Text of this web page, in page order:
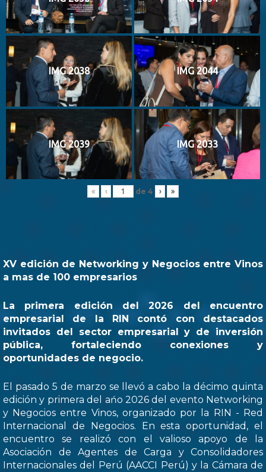
IMG 2038 IMG 2044
IMG 2039 IMG 2033
« ‹ de 4 › »
XV edición de Networking y Negocios entre Vinos
a mas de 100 empresarios
La primera edición del 2026 del encuentro
empresarial de la RIN contó con destacados
invitados del sector empresarial y de inversión
pública, fortaleciendo conexiones y
oportunidades de negocio.
El pasado 5 de marzo se llevó a cabo la décimo quinta
edición y primera del ańo 2026 del evento Networking
y Negocios entre Vinos, organizado por la RIN - Red
Internacional de Negocios. En esta oportunidad, el
encuentro se realizó con el valioso apoyo de la
Asociación de Agentes de Carga y Consolidadores
Internacionales del Perú (AACCI Perú) y la Cámara de